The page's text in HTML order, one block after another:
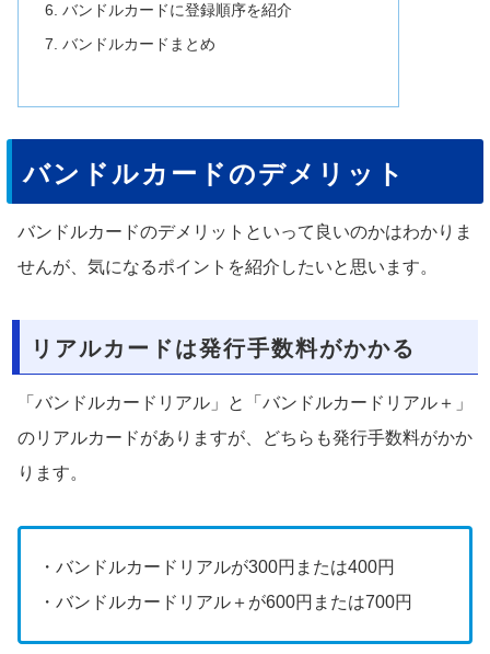
バンドルカードに登録順序を紹介
バンドルカードまとめ
バンドルカードのデメリット
バンドルカードのデメリットといって良いのかはわかりま
せんが、気になるポイントを紹介したいと思います。
リアルカードは発行手数料がかかる
「バンドルカードリアル」と「バンドルカードリアル＋」
のリアルカードがありますが、どちらも発行手数料がかか
ります。
・バンドルカードリアルが300円または400円
・バンドルカードリアル＋が600円または700円